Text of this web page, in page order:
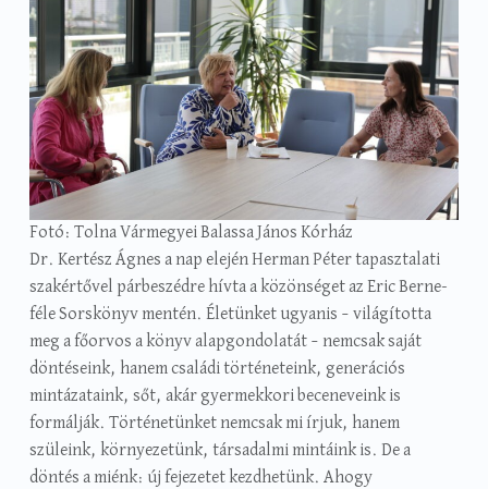
Fotó: Tolna Vármegyei Balassa János Kórház
Dr. Kertész Ágnes a nap elején Herman Péter tapasztalati
szakértővel párbeszédre hívta a közönséget az Eric Berne-
féle Sorskönyv mentén. Életünket ugyanis – világította
meg a főorvos a könyv alapgondolatát – nemcsak saját
döntéseink, hanem családi történeteink, generációs
mintázataink, sőt, akár gyermekkori beceneveink is
formálják. Történetünket nemcsak mi írjuk, hanem
szüleink, környezetünk, társadalmi mintáink is. De a
döntés a miénk: új fejezetet kezdhetünk. Ahogy